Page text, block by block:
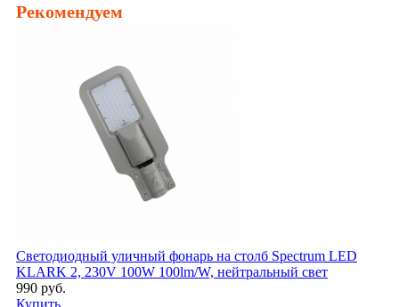
Рекомендуем
Светодиодный уличный фонарь на столб Spectrum LED
KLARK 2, 230V 100W 100lm/W, нейтральный свет
990 руб.
Купить